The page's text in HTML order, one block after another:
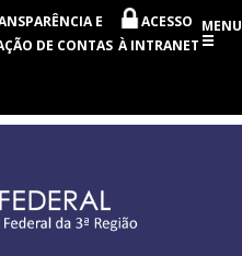
E
DE CONTAS
ACESSO
À INTRANET
MENU